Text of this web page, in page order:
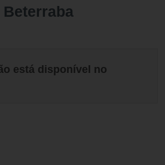
Beterraba
está disponível no